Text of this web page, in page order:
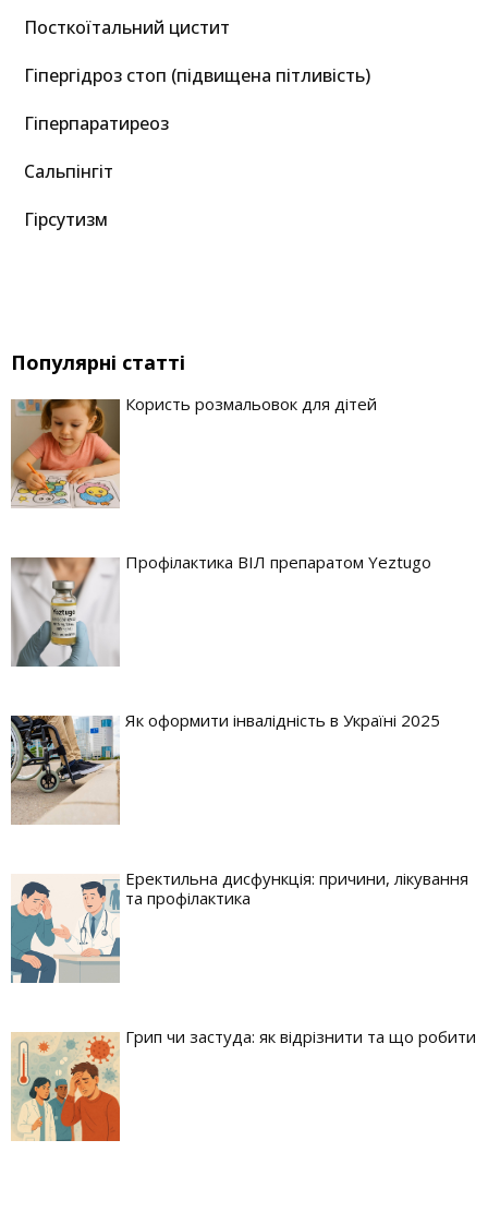
Посткоїтальний цистит
Гіпергідроз стоп (підвищена пітливість)
Гіперпаратиреоз
Сальпінгіт
Гірсутизм
Популярні статті
Користь розмальовок для дітей
Профілактика ВІЛ препаратом Yeztugo
Як оформити інвалідність в Україні 2025
Еректильна дисфункція: причини, лікування
та профілактика
Грип чи застуда: як відрізнити та що робити